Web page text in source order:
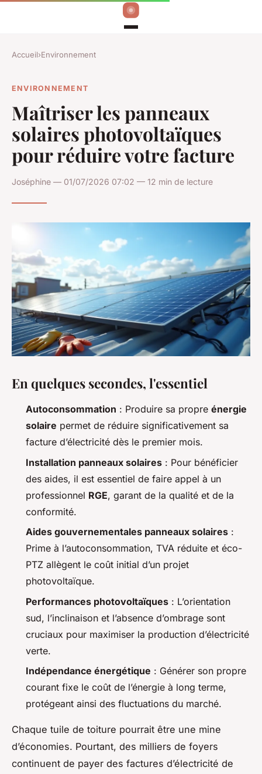
Accueil›Environnement
ENVIRONNEMENT
Maîtriser les panneaux
solaires photovoltaïques
pour réduire votre facture
Joséphine — 01/07/2026 07:02 — 12 min de lecture
En quelques secondes, l'essentiel
Autoconsommation : Produire sa propre énergie
solaire permet de réduire significativement sa
facture d’électricité dès le premier mois.
Installation panneaux solaires : Pour bénéficier
des aides, il est essentiel de faire appel à un
professionnel RGE, garant de la qualité et de la
conformité.
Aides gouvernementales panneaux solaires :
Prime à l’autoconsommation, TVA réduite et éco-
PTZ allègent le coût initial d’un projet
photovoltaïque.
Performances photovoltaïques : L’orientation
sud, l’inclinaison et l’absence d’ombrage sont
cruciaux pour maximiser la production d’électricité
verte.
Indépendance énergétique : Générer son propre
courant fixe le coût de l’énergie à long terme,
protégeant ainsi des fluctuations du marché.
Chaque tuile de toiture pourrait être une mine
d’économies. Pourtant, des milliers de foyers
continuent de payer des factures d’électricité de